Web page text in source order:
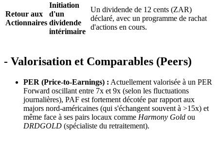
Retour aux
Actionnaires
Initiation
d'un
dividende
intérimaire
Un dividende de 12 cents (ZAR)
déclaré, avec un programme de rachat
d'actions en cours.
- Valorisation et Comparables (Peers)
PER (Price-to-Earnings) : Actuellement valorisée à un PER
Forward oscillant entre 7x et 9x (selon les fluctuations
journalières), PAF est fortement décotée par rapport aux
majors nord-américaines (qui s'échangent souvent à >15x) et
même face à ses pairs locaux comme Harmony Gold ou
DRDGOLD (spécialiste du retraitement).